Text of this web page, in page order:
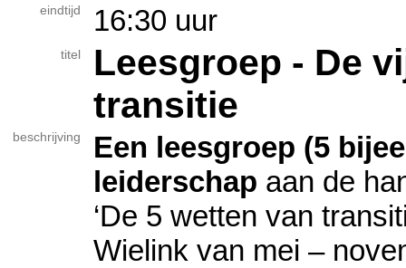
eindtijd 16:30 uur
titel
Leesgroep - De
transitie
beschrijving
Een leesgroep (5
leiderschap aan de
‘De 5 wetten van
Wielink van mei –